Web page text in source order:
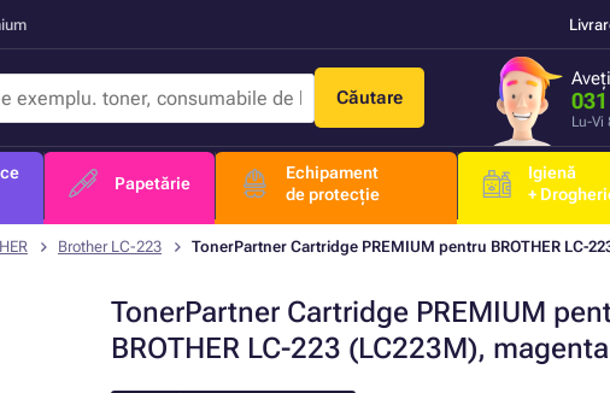
Căutare
Lu-Vi
Papetărie
Echipament
de protecție
Igienă
+
Brother LC-223 TonerPartner Cartridge PREMIUM pentru BROTHER LC-
TonerPartner Cartridge PREMIUM
BROTHER LC-223 (LC223M), magenta